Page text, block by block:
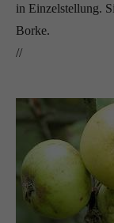
in Einzelstellung.
Borke.
//